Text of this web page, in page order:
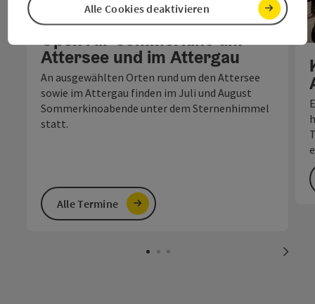
Open Air Sommerkino am
Attersee und im Attergau
An ausgewählten Orten rund um den Attersee
sowie im Attergau finden im Juli und August
Sommerkinoabende unter dem Sternenhimmel
statt.
Alle Termine
Alle Cookies deaktivieren